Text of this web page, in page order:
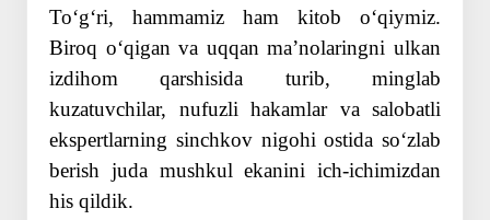
Toʻgʻri, hammamiz ham kitob oʻqiymiz.
Biroq oʻqigan va uqqan maʼnolaringni ulkan
izdihom qarshisida turib, minglab
kuzatuvchilar, nufuzli hakamlar va salobatli
ekspertlarning sinchkov nigohi ostida soʻzlab
berish juda mushkul ekanini ich-ichimizdan
his qildik.